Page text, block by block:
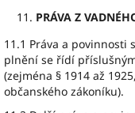
PRÁVA Z
11.1 Práva a
plnění se řídí
(zejména § 1914 až
občanského zákoníku).